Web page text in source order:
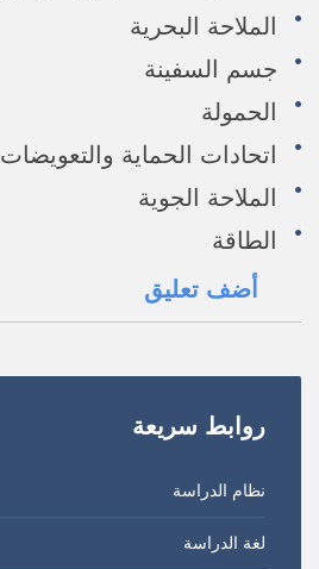
الملاحة البحرية
جسم السفينة
الحمولة
اتحادات الحماية والتعويضات
الملاحة الجوية
الطاقة
أضف تعليق
روابط سريعة
نظام الدراسة
لغة الدراسة